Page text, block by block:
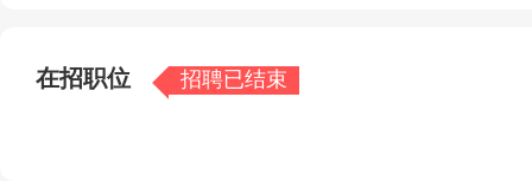
您即将加入的是美团网首个重量级项目——美团外卖。或许
上，你将终身遗憾！ 美团外卖【北海站】火热招聘中，
在招职位 招聘已结束